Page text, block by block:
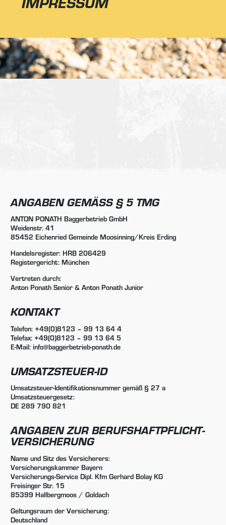
ANGABEN GEMÄSS § 5 TMG
ANTON PONATH Baggerbetrieb GmbH
Weidenstr. 41
85452 Eichenried Gemeinde Moosinning/Kreis Erding
Handelsregister: HRB 206429
Registergericht: München
Vertreten durch:
Anton Ponath Senior & Anton Ponath Junior
KONTAKT
Telefon: +49(0)8123 – 99 13 64 4
Telefax: +49(0)8123 – 99 13 64 5
E-Mail: info@baggerbetrieb-ponath.de
UMSATZSTEUER-ID
Umsatzsteuer-Identifikationsnummer gemäß § 27 a
Umsatzsteuergesetz:
DE 289 790 821
ANGABEN ZUR BERUFS­HAFTPFLICHT­
VERSICHERUNG
Name und Sitz des Versicherers:
Versicherungskammer Bayern
Versicherungs-Service Dipl. Kfm Gerhard Bolay KG
Freisinger Str. 15
85399 Hallbergmoos / Goldach
Geltungsraum der Versicherung:
Deutschland